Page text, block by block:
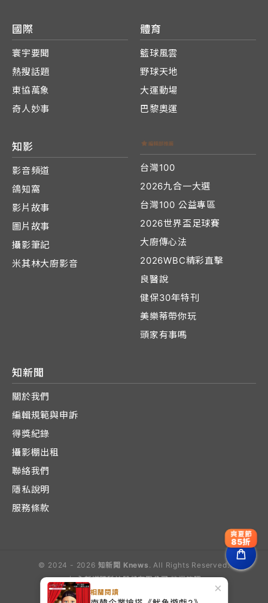
×
相關閱讀
國際
寰宇要聞
熱搜話題
東協萬象
奇人妙事
體育
籃球風雲
野球天地
大運動場
巴黎奧運
知影
影音頻道
鴿知窩
影片故事
圖片故事
攝影筆記
米其林大廚影音
台灣100
2026九合一大選
台灣100 公益專區
2026世界盃足球賽
大廚傳心法
2026WBC精彩直擊
良醫說
健保30年特刊
美樂蒂帶你玩
頭家有事嗎
知新聞
關於我們
編輯規範與申訴
得獎紀錄
攝影棚出租
聯絡我們
隱私說明
服務條款
© 2024 - 2026 知新聞 Knews . All Rights Reserved.
由永新媒體科技股份有限公司營運管理
Operated by E-Lite Media Co., Ltd.
爽夏節
85折